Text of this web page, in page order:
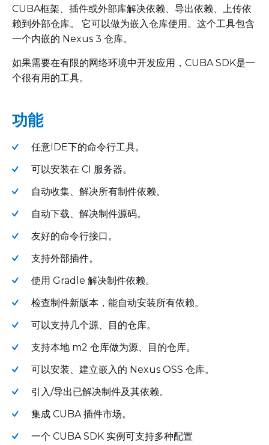
CUBA框架、插件或外部库解决依赖、导出依赖、上传依
赖到外部仓库。 它可以做为嵌入仓库使用。这个工具包含
一个内嵌的 Nexus 3 仓库。
如果需要在有限的网络环境中开发应用，CUBA SDK是一
个很有用的工具。
功能
任意IDE下的命令行工具。
可以安装在 CI 服务器。
自动收集、解决所有制件依赖。
自动下载、解决制件源码。
友好的命令行接口。
支持外部插件。
使用 Gradle 解决制件依赖。
检查制件新版本，能自动安装所有依赖。
可以支持几个源、目的仓库。
支持本地 m2 仓库做为源、目的仓库。
可以安装、建立嵌入的 Nexus OSS 仓库。
引入/导出已解决制件及其依赖。
集成 CUBA 插件市场。
一个 CUBA SDK 实例可支持多种配置